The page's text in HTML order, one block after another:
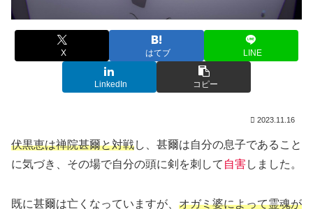
X はてブ LINE
LinkedIn コピー
2023.11.16
伏黒恵は禅院甚爾と対戦し、甚爾は自分の息子であること
に気づき、その場で自分の頭に剣を刺して 自害しました。
既に甚爾は亡くなっていますが、 オガミ婆によって霊魂が